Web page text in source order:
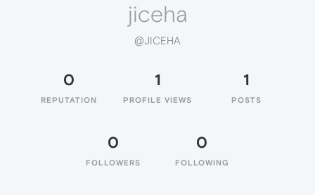
jiceha
@JICEHA
0
REPUTATION
1
PROFILE VIEWS
1
POSTS
0
FOLLOWERS
0
FOLLOWING